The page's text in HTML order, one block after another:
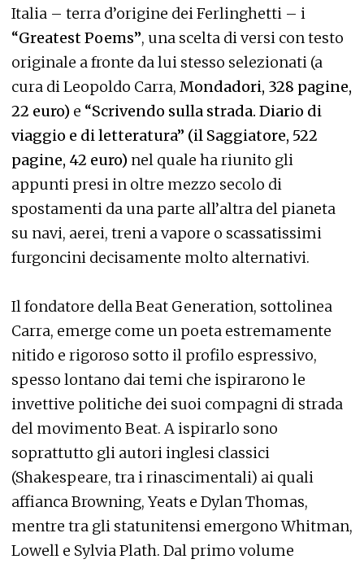
Italia – terra d’origine dei Ferlinghetti – i
“Greatest Poems”, una scelta di versi con testo
originale a fronte da lui stesso selezionati (a
cura di Leopoldo Carra, Mondadori, 328 pagine,
22 euro) e “Scrivendo sulla strada. Diario di
viaggio e di letteratura” (il Saggiatore, 522
pagine, 42 euro) nel quale ha riunito gli
appunti presi in oltre mezzo secolo di
spostamenti da una parte all’altra del pianeta
su navi, aerei, treni a vapore o scassatissimi
furgoncini decisamente molto alternativi.
Il fondatore della Beat Generation, sottolinea
Carra, emerge come un poeta estremamente
nitido e rigoroso sotto il profilo espressivo,
spesso lontano dai temi che ispirarono le
invettive politiche dei suoi compagni di strada
del movimento Beat. A ispirarlo sono
soprattutto gli autori inglesi classici
(Shakespeare, tra i rinascimentali) ai quali
affianca Browning, Yeats e Dylan Thomas,
mentre tra gli statunitensi emergono Whitman,
Lowell e Sylvia Plath. Dal primo volume